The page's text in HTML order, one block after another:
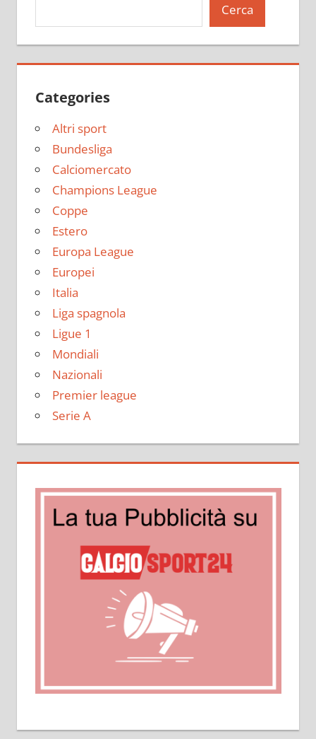
Cerca
Categories
Altri sport
Bundesliga
Calciomercato
Champions League
Coppe
Estero
Europa League
Europei
Italia
Liga spagnola
Ligue 1
Mondiali
Nazionali
Premier league
Serie A